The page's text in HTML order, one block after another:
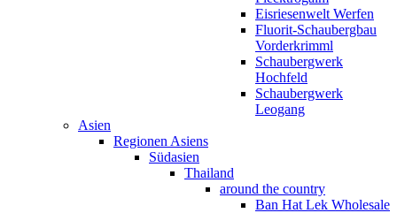
Eisriesenwelt Werfen
Fluorit-Schaubergbau
Vorderkrimml
Schaubergwerk
Hochfeld
Schaubergwerk
Leogang
Asien
Regionen Asiens
Südasien
Thailand
around the country
Ban Hat Lek Wholesale